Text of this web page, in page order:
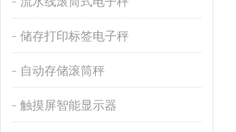
储存打印标签电子秤
自动存储滚筒秤
触摸屏智能显示器